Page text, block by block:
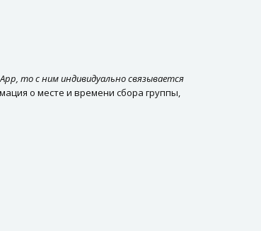
то с ним индивидуально связывается
о месте и времени сбора группы,